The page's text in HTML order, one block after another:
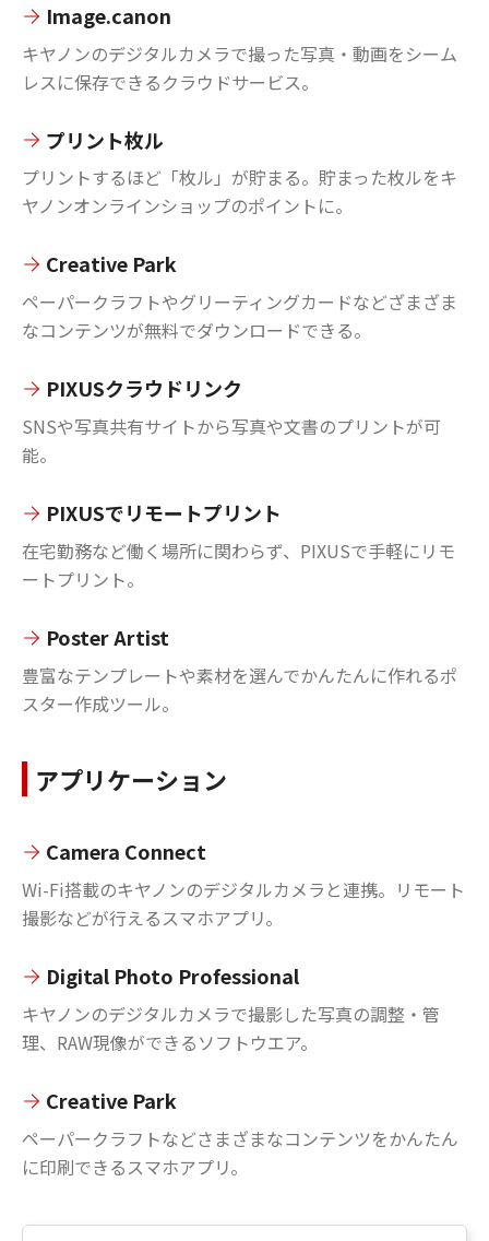
Image.canon
キヤノンのデジタルカメラで撮った写真・動画をシーム
レスに保存できるクラウドサービス。
プリント枚ル
プリントするほど「枚ル」が貯まる。貯まった枚ルをキ
ヤノンオンラインショップのポイントに。
Creative Park
ペーパークラフトやグリーティングカードなどざまざま
なコンテンツが無料でダウンロードできる。
PIXUSクラウドリンク
SNSや写真共有サイトから写真や文書のプリントが可
能。
PIXUSでリモートプリント
在宅勤務など働く場所に関わらず、PIXUSで手軽にリモ
ートプリント。
Poster Artist
豊富なテンプレートや素材を選んでかんたんに作れるポ
スター作成ツール。
アプリケーション
Camera Connect
Wi-Fi搭載のキヤノンのデジタルカメラと連携。リモート
撮影などが行えるスマホアプリ。
Digital Photo Professional
キヤノンのデジタルカメラで撮影した写真の調整・管
理、RAW現像ができるソフトウエア。
Creative Park
ペーパークラフトなどさまざまなコンテンツをかんたん
に印刷できるスマホアプリ。